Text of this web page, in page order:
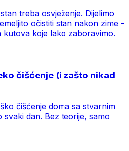
treba osvježenje. Dijelimo
očistiti stan nakon zime -
koje lako zaboravimo.
čišćenje (i zašto nikad
čišćenje doma sa stvarnim
svaki dan. Bez teorije, samo